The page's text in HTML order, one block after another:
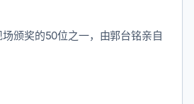
颁奖的50位之一，由郭台铭亲自